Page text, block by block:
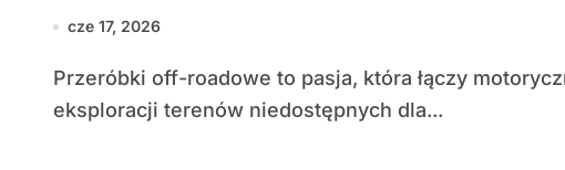
cze 17, 2026
Przeróbki off-roadowe to pasja, która łączy motorycznych zapaleńców, inżynierię i chęć
eksploracji terenów niedostępnych dla...